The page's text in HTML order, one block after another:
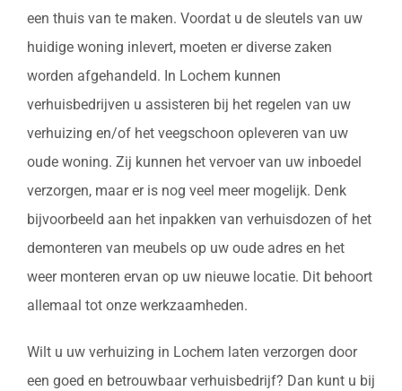
een thuis van te maken. Voordat u de sleutels van uw
huidige woning inlevert, moeten er diverse zaken
worden afgehandeld. In Lochem kunnen
verhuisbedrijven u assisteren bij het regelen van uw
verhuizing en/of het veegschoon opleveren van uw
oude woning. Zij kunnen het vervoer van uw inboedel
verzorgen, maar er is nog veel meer mogelijk. Denk
bijvoorbeeld aan het inpakken van verhuisdozen of het
demonteren van meubels op uw oude adres en het
weer monteren ervan op uw nieuwe locatie. Dit behoort
allemaal tot onze werkzaamheden.
Wilt u uw verhuizing in Lochem laten verzorgen door
een goed en betrouwbaar verhuisbedrijf? Dan kunt u bij